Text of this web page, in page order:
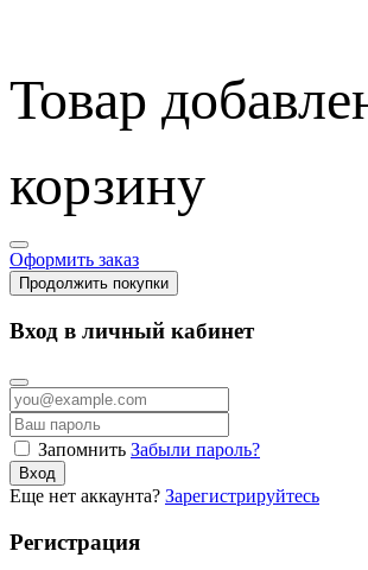
Товар
корзину
Оформить заказ
Продолжить покупки
Вход в личный кабинет
Запомнить Забыли пароль?
Вход
Еще нет аккаунта? Зарегистрируйтесь
Регистрация